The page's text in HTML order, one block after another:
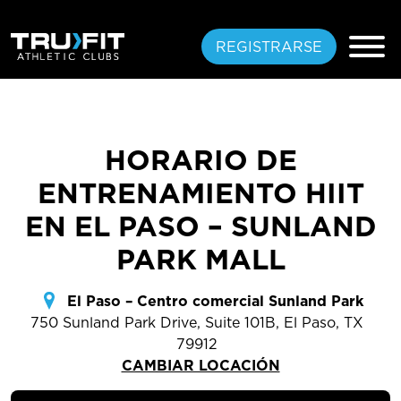
REGISTRARSE
PASO GRATIS
PLANES
UBICACIONES
AMENIDADES
CAPACITACIÓN
ESPECIALIZADA
HORARIO DE
ENTRENAMIENTO HIIT
EN EL PASO – SUNLAND
PARK MALL
El Paso – Centro comercial Sunland Park
750 Sunland Park Drive, Suite 101B, El Paso, TX
79912
CAMBIAR LOCACIÓN